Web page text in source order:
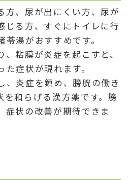
方、尿が出にくい方、尿が
じる方、すぐにトイレに行
湯がおすすめです。
粘膜が炎症を起こすと、
症状が現れます。
、炎症を鎮め、膀胱の働き
を和らげる漢方薬です。膀
症状の改善が期待できま